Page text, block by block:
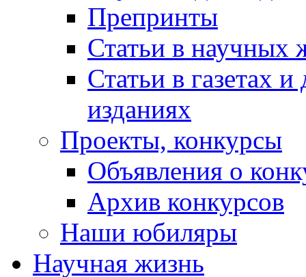
Препринты
Статьи в научных
Статьи в газетах
изданиях
Проекты, конкурсы
Объявления о
Архив конкурсов
Наши юбиляры
Научная жизнь